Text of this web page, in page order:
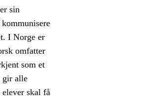
sin
I Norge er
omfatter
som et
gir alle
skal få